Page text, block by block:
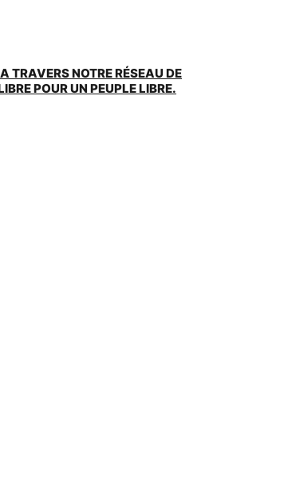
TRAVERS NOTRE RÉSEAU DE
POUR UN PEUPLE LIBRE.